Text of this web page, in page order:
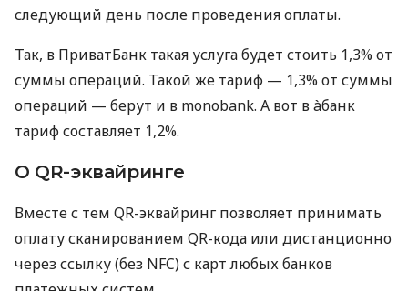
следующий день после проведения оплаты.
Так, в ПриватБанк такая услуга будет стоить 1,3% от
суммы операций. Такой же тариф — 1,3% от суммы
операций — берут и в monobank. А вот в àбанк
тариф составляет 1,2%.
О QR-эквайринге
Вместе с тем QR-эквайринг позволяет принимать
оплату сканированием QR-кода или дистанционно
через ссылку (без NFC) с карт любых банков